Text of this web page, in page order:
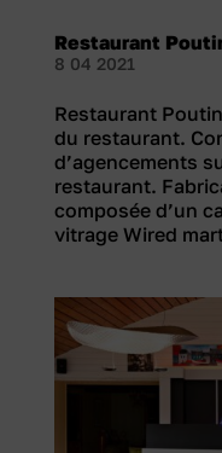
Restaurant
8 04 2021
Restaurant
du restaurant.
d’agencements
restaurant.
composée d’un
vitrage Wired